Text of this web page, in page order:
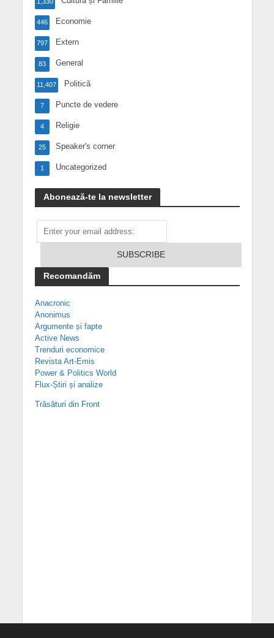
Economie
446
Extern
797
General
83
Politică
11,407
Puncte de vedere
7
Religie
4
Speaker's corner
25
Uncategorized
1
Abonează-te la newsletter
Recomandăm
Anacronic
Anonimus
Argumente și fapte
Active News
Trenduri economice
Revista Art-Emis
Power & Politics World
Flux-Știri și analize
Trăsături din Front